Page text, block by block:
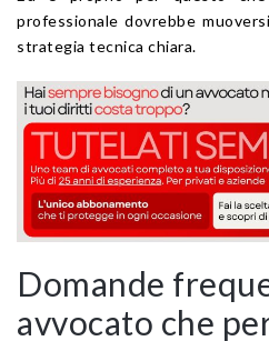
professionale dovrebbe
strategia tecnica chiara.
Domande
avvocato che